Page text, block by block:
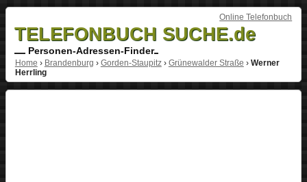
Online Telefonbuch
TELEFONBUCH SUCHE.de
Personen-Adressen-Finder
Home › Brandenburg › Gorden-Staupitz› Grünewalder Straße › Werner
Herrling